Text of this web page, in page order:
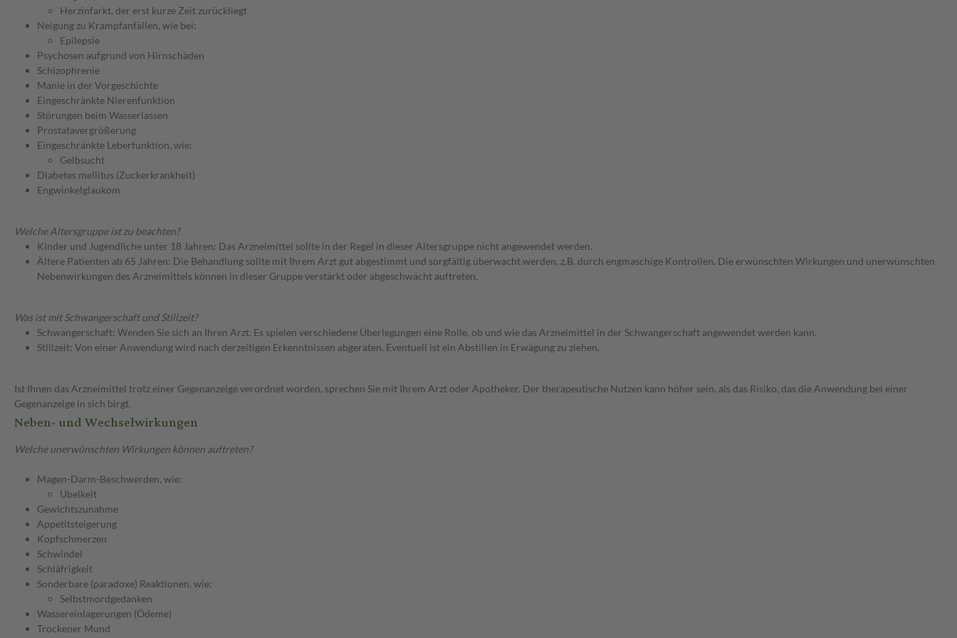
Herzinfarkt, der erst kurze Zeit zurückliegt
Neigung zu Krampfanfällen, wie bei:
Epilepsie
Psychosen aufgrund von Hirnschäden
Schizophrenie
Manie in der Vorgeschichte
Eingeschränkte Nierenfunktion
Störungen beim Wasserlassen
Prostatavergrößerung
Eingeschränkte Leberfunktion, wie:
Gelbsucht
Diabetes mellitus (Zuckerkrankheit)
Engwinkelglaukom
Welche Altersgruppe ist zu beachten?
Kinder und Jugendliche unter 18 Jahren: Das Arzneimittel sollte in der Regel in dieser Altersgruppe nicht angewendet werden.
Ältere Patienten ab 65 Jahren: Die Behandlung sollte mit Ihrem Arzt gut abgestimmt und sorgfältig überwacht werden, z.B. durch engmaschige Kontrollen. Die erwünschten Wirkungen und unerwünschten
Nebenwirkungen des Arzneimittels können in dieser Gruppe verstärkt oder abgeschwächt auftreten.
Was ist mit Schwangerschaft und Stillzeit?
Schwangerschaft: Wenden Sie sich an Ihren Arzt. Es spielen verschiedene Überlegungen eine Rolle, ob und wie das Arzneimittel in der Schwangerschaft angewendet werden kann.
Stillzeit: Von einer Anwendung wird nach derzeitigen Erkenntnissen abgeraten. Eventuell ist ein Abstillen in Erwägung zu ziehen.
Ist Ihnen das Arzneimittel trotz einer Gegenanzeige verordnet worden, sprechen Sie mit Ihrem Arzt oder Apotheker. Der therapeutische Nutzen kann höher sein, als das Risiko, das die Anwendung bei einer
Gegenanzeige in sich birgt.
Neben- und Wechselwirkungen
Welche unerwünschten Wirkungen können auftreten?
Magen-Darm-Beschwerden, wie:
Übelkeit
Gewichtszunahme
Appetitsteigerung
Kopfschmerzen
Schwindel
Schläfrigkeit
Sonderbare (paradoxe) Reaktionen, wie:
Selbstmordgedanken
Wassereinlagerungen (Ödeme)
Trockener Mund